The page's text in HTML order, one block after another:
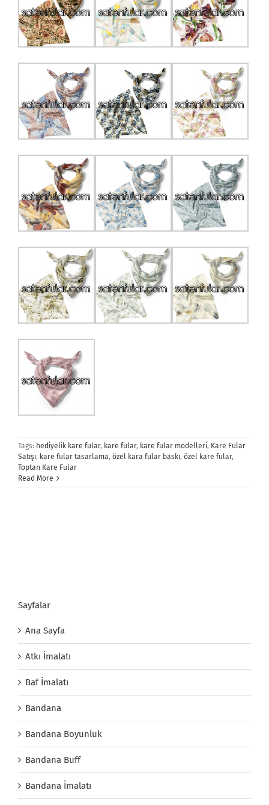
Tags: hediyelik kare fular, kare fular, kare fular modelleri, Kare Fular
Satışı, kare fular tasarlama, özel kara fular baskı, özel kare fular,
Toptan Kare Fular
Read More
Sayfalar
Ana Sayfa
Atkı İmalatı
Baf İmalatı
Bandana
Bandana Boyunluk
Bandana Buff
Bandana İmalatı